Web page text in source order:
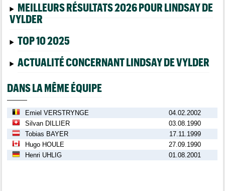
MEILLEURS RÉSULTATS 2026 POUR LINDSAY DE
VYLDER
TOP 10 2025
ACTUALITÉ CONCERNANT LINDSAY DE VYLDER
DANS LA MÊME ÉQUIPE
Emiel VERSTRYNGE
04.02.2002
Silvan DILLIER
03.08.1990
Tobias BAYER
17.11.1999
Hugo HOULE
27.09.1990
Henri UHLIG
01.08.2001